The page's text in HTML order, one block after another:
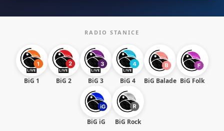
RADIO STANICE
BiG 1 BiG 2 BiG 3 BiG 4 BiG Balade BiG Folk
BiG iG BiG Rock